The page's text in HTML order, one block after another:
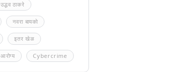
उद्धव ठाकरे
नवरा बायको
इतर खेळ
आरोग्य Cybercrime